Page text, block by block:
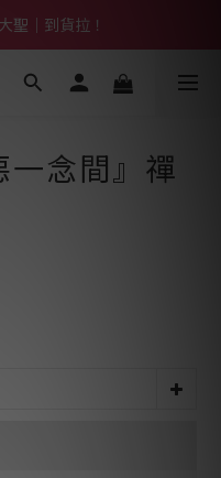
幫你財運「轉」進來
聖｜到貨拉！
幫你財運「轉」進來
念間』禪